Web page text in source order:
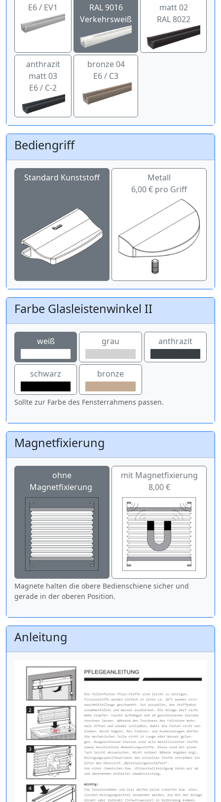
E6 / EV1
RAL 9016
Verkehrsweiß
matt 02
RAL 8022
anthrazit
matt 03
E6 / C-2
bronze 04
E6 / C3
Bediengriff
Standard Kunststoff
Metall
6,00 € pro Griff
Farbe Glasleistenwinkel II
weiß grau anthrazit
schwarz bronze
Sollte zur Farbe des Fensterrahmens passen.
Magnetfixierung
ohne
Magnetfixierung
mit Magnetfixierung
8,00 €
Magnete halten die obere Bedienschiene sicher und
gerade in der oberen Position.
Anleitung